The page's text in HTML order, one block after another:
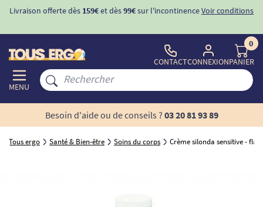
Livraison offerte dès 159€et dès99€sur l'incontinenceVoir conditions
MENU
CONTACTCONNEXION
0
PANIER
Besoin d'aide ou de conseils ? 03 20 81 93 89
Tous ergo Santé & Bien-être Soins du corps Crème silonda sensitive -